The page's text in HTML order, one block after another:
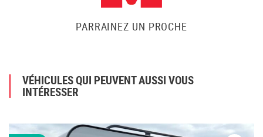
PARRAINEZ UN PROCHE
VÉHICULES QUI PEUVENT AUSSI VOUS
INTÉRESSER